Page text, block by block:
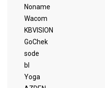
Noname
Wacom
KBVISION
GoChek
sode
bl
Yoga